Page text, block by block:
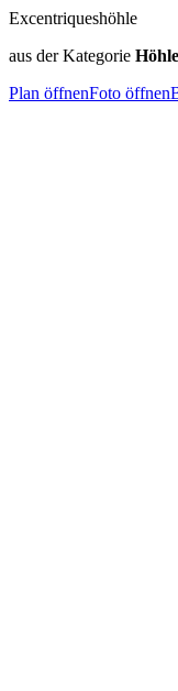
Excentriqueshöhle
aus der Kategorie
Plan öffnenFoto öffnen